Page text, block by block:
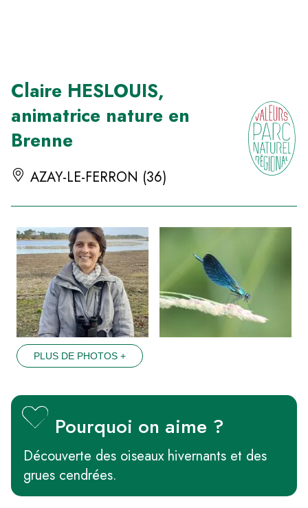
Claire HESLOUIS,
animatrice nature en
Brenne
AZAY-LE-FERRON (36)
PLUS DE PHOTOS +
Pourquoi on aime ?
Découverte des oiseaux hivernants et des
grues cendrées.